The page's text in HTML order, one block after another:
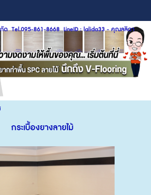
ด Tel.095-861-8668 LineID : lalida33 - คุณลลิดา
กระเบื้องยางลายไม้